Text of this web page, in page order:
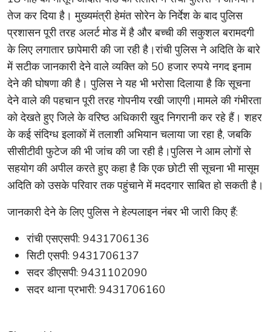
तेज कर दिया है। मुख्यमंत्री हेमंत सोरेन के निर्देश के बाद पुलिस
प्रशासन पूरी तरह अलर्ट मोड में है और बच्ची की सकुशल बरामदगी
के लिए लगातार छापेमारी की जा रही है।रांची पुलिस ने अदिति के बारे
में सटीक जानकारी देने वाले व्यक्ति को 50 हजार रुपये नगद इनाम
देने की घोषणा की है। पुलिस ने यह भी भरोसा दिलाया है कि सूचना
देने वाले की पहचान पूरी तरह गोपनीय रखी जाएगी।मामले की गंभीरता
को देखते हुए जिले के वरिष्ठ अधिकारी खुद निगरानी कर रहे हैं। शहर
के कई संदिग्ध इलाकों में तलाशी अभियान चलाया जा रहा है, जबकि
सीसीटीवी फुटेज की भी जांच की जा रही है।पुलिस ने आम लोगों से
सहयोग की अपील करते हुए कहा है कि एक छोटी सी सूचना भी मासूम
अदिति को उसके परिवार तक पहुंचाने में मददगार साबित हो सकती है।
जानकारी देने के लिए पुलिस ने हेल्पलाइन नंबर भी जारी किए हैं:
रांची एसएसपी: 9431706136
सिटी एसपी: 9431706137
सदर डीएसपी: 9431102090
सदर थाना प्रभारी: 9431706160